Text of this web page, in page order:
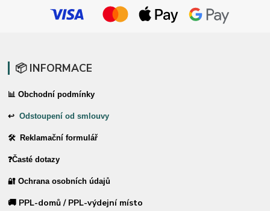
📦 INFORMACE
📊 Obchodní podmínky
↩Odstoupení od smlouvy
🛠 Reklamační formulář
❓Časté dotazy
🔐 Ochrana osobních údajů
🚚 PPL-domů / PPL-výdejní místo